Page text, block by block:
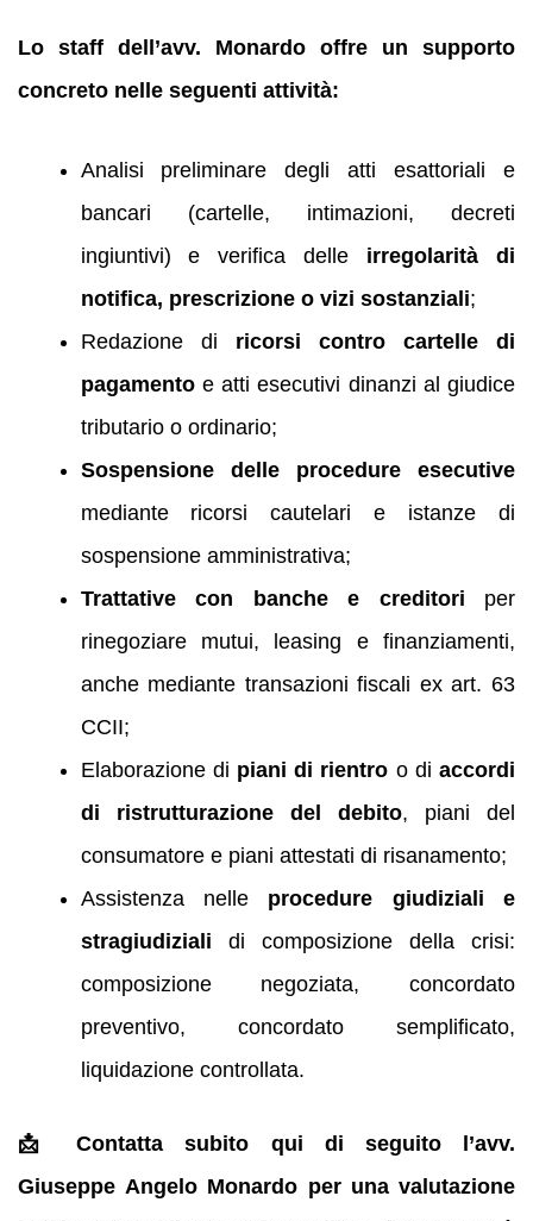
Lo staff dell’avv. Monardo offre un supporto
concreto nelle seguenti attività:
Analisi preliminare degli atti esattoriali e
bancari (cartelle, intimazioni, decreti
ingiuntivi) e verifica delle irregolarità di
notifica, prescrizione o vizi sostanziali;
Redazione di ricorsi contro cartelle di
pagamentoe atti esecutivi dinanzi al giudice
tributario o ordinario;
Sospensione delle procedure esecutive
mediante ricorsi cautelari e istanze di
sospensione amministrativa;
Trattative con banche e creditori per
rinegoziare mutui, leasing e finanziamenti,
anche mediante transazioni fiscali ex art. 63
CCII;
Elaborazione di piani di rientro o diaccordi
di ristrutturazione del debito, piani del
consumatore e piani attestati di risanamento;
Assistenza nelle procedure giudiziali e
stragiudiziali di composizione della crisi:
composizione negoziata, concordato
preventivo, concordato semplificato,
liquidazione controllata.
📩 Contatta subito qui di seguito l’avv.
Giuseppe Angelo Monardo per una valutazione